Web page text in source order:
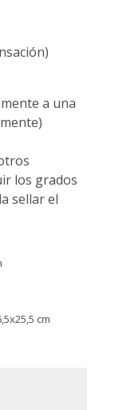
a una
los grados
sellar el
cm